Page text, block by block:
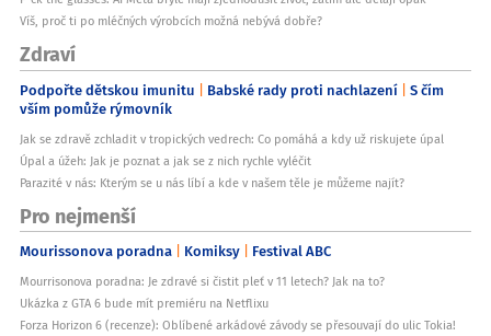
Víš, proč ti po mléčných výrobcích možná nebývá dobře?
Zdraví
Podpořte dětskou imunitu Babské rady proti nachlazení S čím
vším pomůže rýmovník
Jak se zdravě zchladit v tropických vedrech: Co pomáhá a kdy už riskujete úpal
Úpal a úžeh: Jak je poznat a jak se z nich rychle vyléčit
Parazité v nás: Kterým se u nás líbí a kde v našem těle je můžeme najít?
Pro nejmenší
Mourissonova poradna Komiksy Festival ABC
Mourrisonova poradna: Je zdravé si čistit pleť v 11 letech? Jak na to?
Ukázka z GTA 6 bude mít premiéru na Netflixu
Forza Horizon 6 (recenze): Oblíbené arkádové závody se přesouvají do ulic Tokia!